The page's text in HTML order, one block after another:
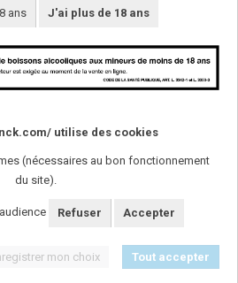
SUIVEZ-NOUS !
est dangereux pour la santï¿½. A
consommer avec modï¿½ration.
ans J'ai plus de 18 ans
utilise des cookies
(nécessaires au bon fonctionnement
du site).
Refuser Accepter
mon choix Tout accepter